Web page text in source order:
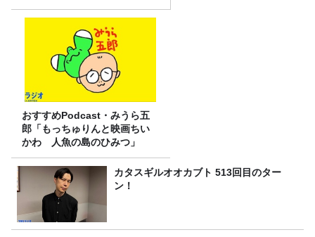
おすすめPodcast・みうら五
郎「もっちゅりんと映画ちい
かわ 人魚の島のひみつ」
カタスギルオオカブト 513回目のター
ン！